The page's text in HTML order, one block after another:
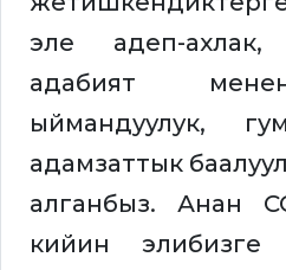
эле адеп-ахлак,
адабият
ыймандуулук,
адамзаттык
алганбыз. Анан
кийин элибизге